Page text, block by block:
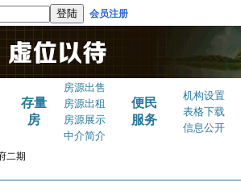
会员注册
存量
房
房源出售
房源出租
房源展示
中介简介
便民
服务
机构设置
表格下载
信息公开
二期